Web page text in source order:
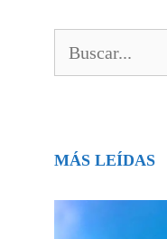
MÁS LEÍDAS